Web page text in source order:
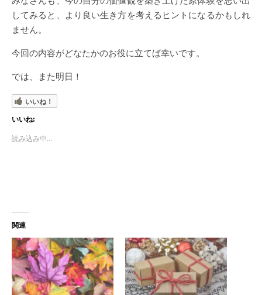
してみると、より良い生き方を考えるヒントになるかもしれ
ません。
今回の内容がどなたかのお役に立てば幸いです。
では、また明日！
いいね！
いいね:
読み込み中...
関連